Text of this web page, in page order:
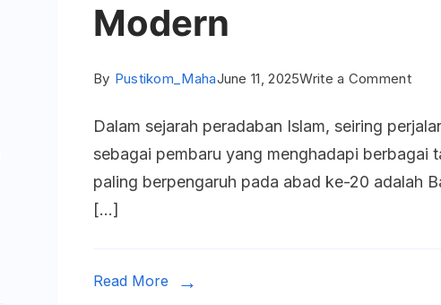
Modern
By Pustikom_MahaJune 11, 2025Write a Commenton
Said
Dalam sejarah peradaban Islam, seiring
sebagai pembaru yang menghadapi berbagai
paling berpengaruh pada abad ke-20 adalah
[…]
Read More